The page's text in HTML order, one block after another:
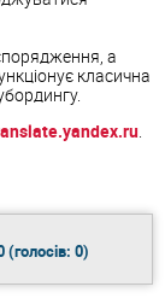
а
класична
(голосів: 0)